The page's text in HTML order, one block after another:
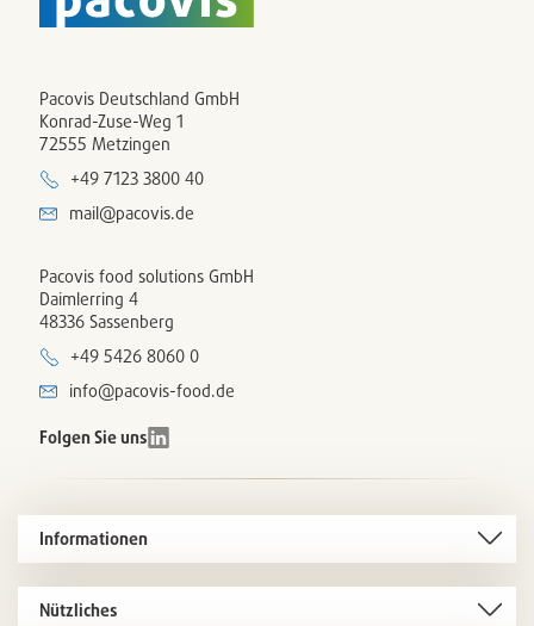
Pacovis Deutschland GmbH
Konrad-Zuse-Weg 1
72555 Metzingen
+49 7123 3800 40
mail@pacovis.de
Pacovis food solutions GmbH
Daimlerring 4
48336 Sassenberg
+49 5426 8060 0
info@pacovis-food.de
Folgen Sie uns
Informationen
Nützliches